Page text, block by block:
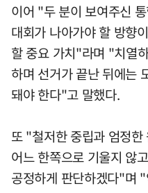
이어 "두 분이 보여주신
대회가 나아가야 할 방향
할 중요 가치"라며 "치열
하며 선거가 끝난 뒤에는
돼야 한다"고 말했다.
또 "철저한 중립과 엄정
어느 한쪽으로 기울지 않
공정하게 판단하겠다"며